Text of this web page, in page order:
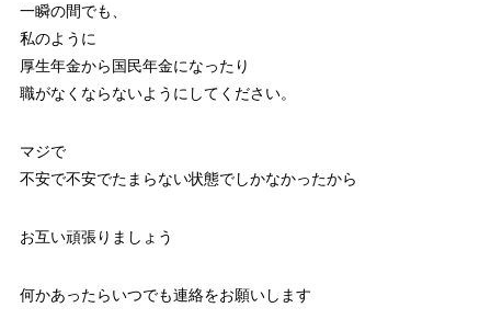
一瞬の間でも、
私のように
厚生年金から国民年金になったり
職がなくならないようにしてください。
マジで
不安で不安でたまらない状態でしかなかったから
お互い頑張りましょう
何かあったらいつでも連絡をお願いします